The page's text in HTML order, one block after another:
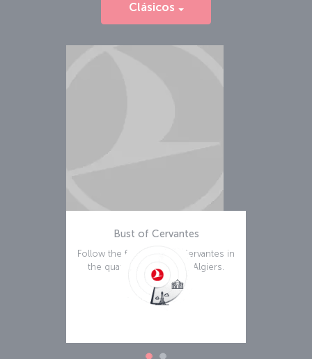
Clásicos
Bust of Cervantes
Follow the footsteps of Cervantes in
the quarter of Hamma in Algiers.
Leer más